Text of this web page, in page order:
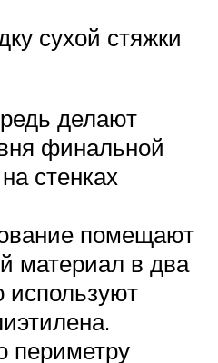
сухой стяжки
делают
финальной
стенках
помещают
материал в два
периметру